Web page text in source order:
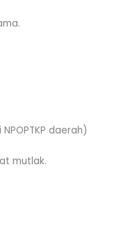
daerah)
mutlak.